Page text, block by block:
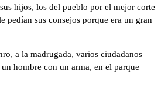
hijos, los del pueblo por el mejor corte
pedían sus consejos porque era un gran
a la madrugada, varios ciudadanos
hombre con un arma, en el parque